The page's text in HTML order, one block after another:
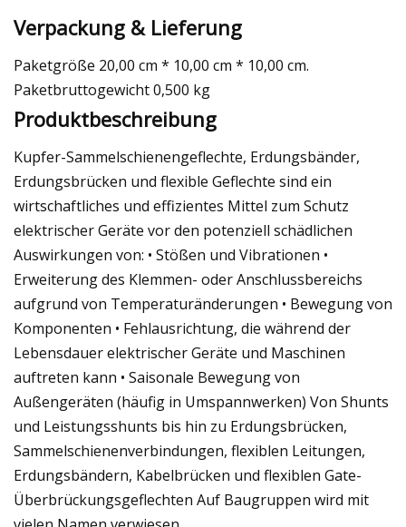
Verpackung & Lieferung
Paketgröße 20,00 cm * 10,00 cm * 10,00 cm.
Paketbruttogewicht 0,500 kg
Produktbeschreibung
Kupfer-Sammelschienengeflechte, Erdungsbänder,
Erdungsbrücken und flexible Geflechte sind ein
wirtschaftliches und effizientes Mittel zum Schutz
elektrischer Geräte vor den potenziell schädlichen
Auswirkungen von: • Stößen und Vibrationen •
Erweiterung des Klemmen- oder Anschlussbereichs
aufgrund von Temperaturänderungen • Bewegung von
Komponenten • Fehlausrichtung, die während der
Lebensdauer elektrischer Geräte und Maschinen
auftreten kann • Saisonale Bewegung von
Außengeräten (häufig in Umspannwerken) Von Shunts
und Leistungsshunts bis hin zu Erdungsbrücken,
Sammelschienenverbindungen, flexiblen Leitungen,
Erdungsbändern, Kabelbrücken und flexiblen Gate-
Überbrückungsgeflechten Auf Baugruppen wird mit